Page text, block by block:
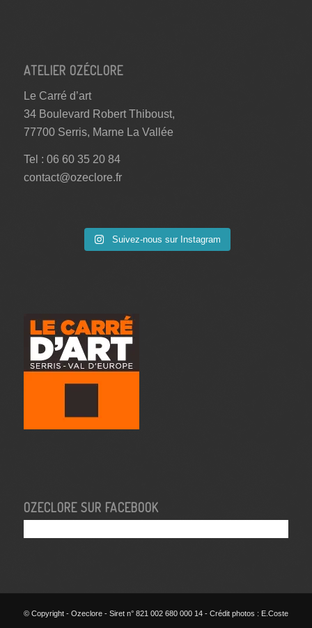
ATELIER OZÉCLORE
Le Carré d’art
34 Boulevard Robert Thiboust,
77700 Serris, Marne La Vallée
Tel : 06 60 35 20 84
contact@ozeclore.fr
Suivez-nous sur Instagram
OZECLORE SUR FACEBOOK
© Copyright - Ozeclore - Siret n° 821 002 680 000 14 - Crédit photos : E.Coste